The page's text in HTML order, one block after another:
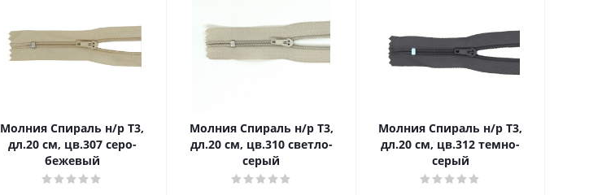
Молния Спираль н/р Т3,
дл.20 см, цв.307 серо-
бежевый
Молния Спираль н/р Т3,
дл.20 см, цв.310 светло-
серый
Молния Спираль н/р Т3,
дл.20 см, цв.312 темно-
серый